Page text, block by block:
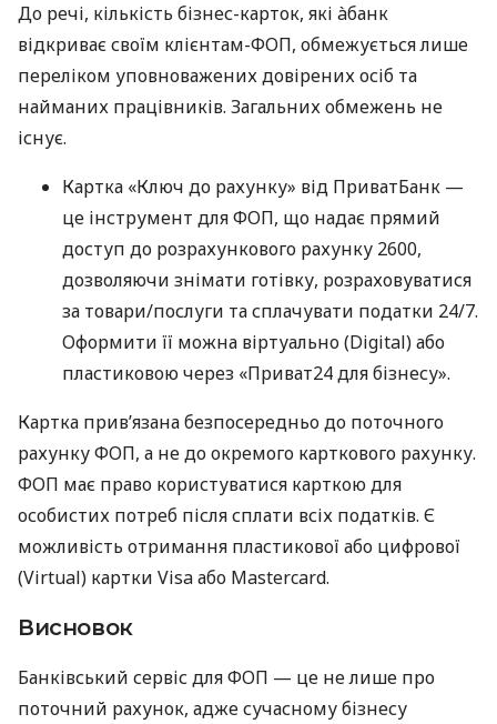
До речі, кількість бізнес-карток, які àбанк
відкриває своїм клієнтам-ФОП, обмежується лише
переліком уповноважених довірених осіб та
найманих працівників. Загальних обмежень не
існує.
Картка «Ключ до рахунку» від ПриватБанк —
це інструмент для ФОП, що надає прямий
доступ до розрахункового рахунку 2600,
дозволяючи знімати готівку, розраховуватися
за товари/послуги та сплачувати податки 24/7.
Оформити її можна віртуально (Digital) або
пластиковою через «Приват24 для бізнесу».
Картка прив’язана безпосередньо до поточного
рахунку ФОП, а не до окремого карткового рахунку.
ФОП має право користуватися карткою для
особистих потреб після сплати всіх податків. Є
можливість отримання пластикової або цифрової
(Virtual) картки Visa або Mastercard.
Висновок
Банківський сервіс для ФОП — це не лише про
поточний рахунок, адже сучасному бізнесу